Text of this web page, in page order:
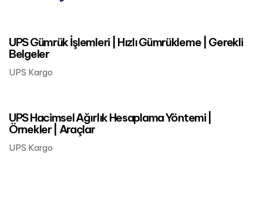
UPS Gümrük İşlemleri | Hızlı Gümrükleme | Gerekli
Belgeler
UPS Kargo
UPS Hacimsel Ağırlık Hesaplama Yöntemi |
Örnekler | Araçlar
UPS Kargo